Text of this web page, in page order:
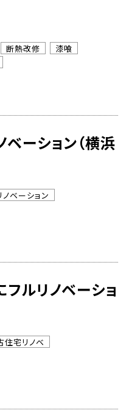
断熱改修
漆喰
ーション（横浜
ベーション
ルリノベーショ
住宅リノベ